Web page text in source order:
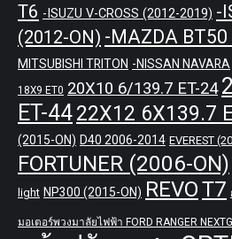
T6 -ISUZU V-CROSS (2012-2019) -
(2012-ON) -MAZDA BT50
MITSUBISHI TRITON -NISSAN NAVARA
18X9 ET0 20X10 6/139.7 ET-24
ET-4422X12 6X139.7
(2015-ON) D40 2006-2014 EVEREST
FORTUNER (2006-ON)
light NP300 (2015-ON) REVOT7
มอเตอร์พวงมาลัยไฟฟ้า FORD RANGER